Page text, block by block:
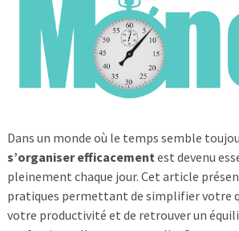
Dans un monde où le temps semble
s’organiser efficacementest devenu
pleinement chaque jour. Cet article
pratiques permettant de simplifier votre
votre productivité et de retrouver un